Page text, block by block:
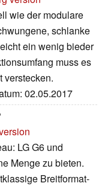
wie der modulare
schlanke
ein wenig bieder
muss es
verstecken.
02.05.2017
LG G6 und
Menge zu bieten.
Breitformat-